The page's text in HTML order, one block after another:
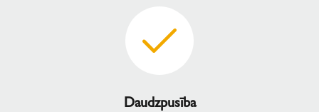
Daudzpusība